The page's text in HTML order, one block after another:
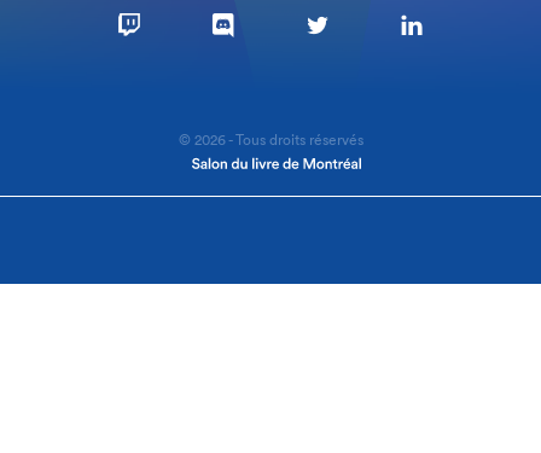
© 2026 - Tous droits réservés